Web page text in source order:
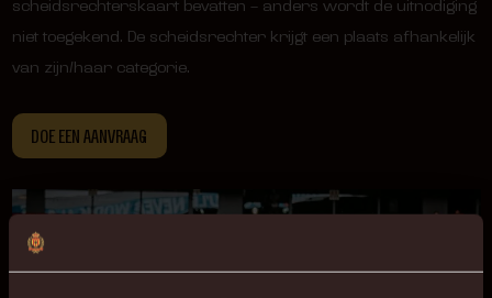
scheidsrechterskaart bevatten – anders wordt de uitnodiging
niet toegekend. De scheidsrechter krijgt een plaats afhankelijk
van zijn/haar categorie.
DOE EEN AANVRAAG